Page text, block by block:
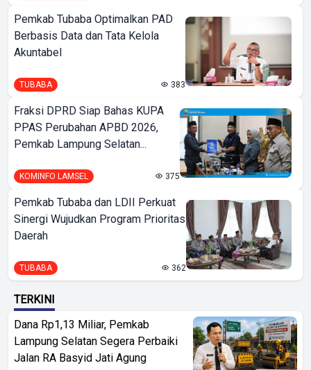
Pemkab Tubaba Optimalkan PAD
Berbasis Data dan Tata Kelola
Akuntabel
TUBABA 383
Fraksi DPRD Siap Bahas KUPA
PPAS Perubahan APBD 2026,
Pemkab Lampung Selatan...
KOMINFO LAMSEL 375
Pemkab Tubaba dan LDII Perkuat
Sinergi Wujudkan Program Prioritas
Daerah
TUBABA 362
TERKINI
Dana Rp1,13 Miliar, Pemkab
Lampung Selatan Segera Perbaiki
Jalan RA Basyid Jati Agung